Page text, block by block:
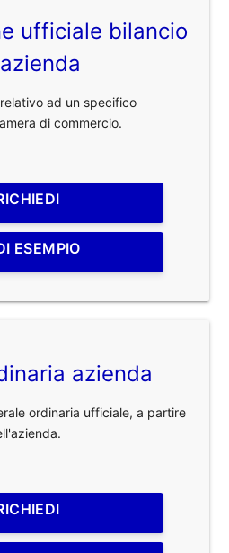
ufficiale bilancio
ad un specifico
di commercio.
ESEMPIO
azienda
ordinaria ufficiale, a partire